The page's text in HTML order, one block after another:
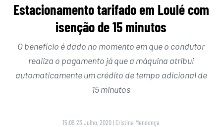
Estacionamento tarifado em Loulé com
isenção de 15 minutos
O benefício é dado no momento em que o condutor
realiza o pagamento já que a máquina atribui
automaticamente um crédito de tempo adicional de
15 minutos
15:09 23 Julho, 2020| Cristina Mendonça